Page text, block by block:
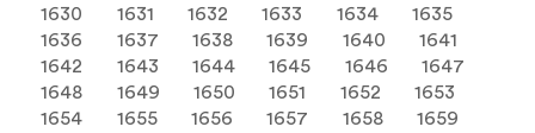
1630
1631 1632 1633 1634
1635
1636
1637 1638 1639 1640
1641
1642
1643 1644 1645 1646
1647
1648
1649 1650 1651 1652
1653
1654
1655 1656 1657 1658
1659